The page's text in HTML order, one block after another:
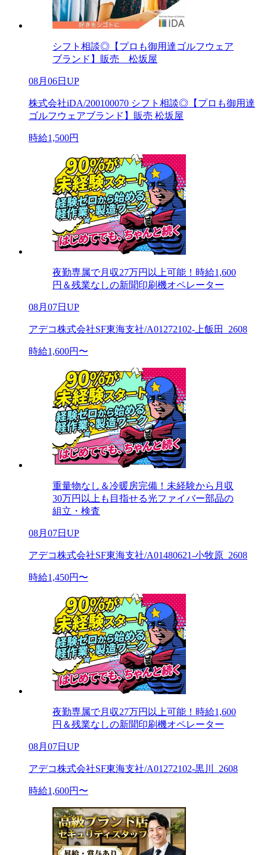
シフト相談◎【プロも御用達ゴルフウェア
ブランド】販売 松坂屋
08月06日UP
株式会社iDA/200100070 シフト相談◎【プロも御用達
ゴルフウェアブランド】販売 松坂屋
時給1,500円
夜勤専属で月収27万円以上可能！時給1,600
円＆残業なしの新聞印刷機オペレーター
08月07日UP
アデコ株式会社SF東海支社/A01272102-上飯田_2608
時給1,600円〜
重量物なし＆冷暖房完備！未経験から月収
30万円以上も目指せる光ファイバー部品の
組立・検査
08月07日UP
アデコ株式会社SF東海支社/A01480621-小牧原_2608
時給1,450円〜
夜勤専属で月収27万円以上可能！時給1,600
円＆残業なしの新聞印刷機オペレーター
08月07日UP
アデコ株式会社SF東海支社/A01272102-黒川_2608
時給1,600円〜